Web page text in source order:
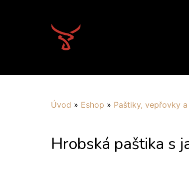
Úvod » Eshop » Paštiky, vepřovky
Hrobská paštika s